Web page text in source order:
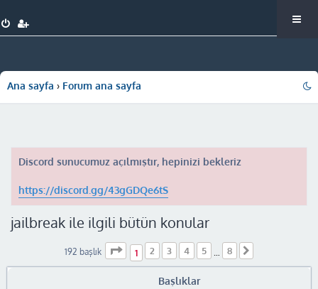
Ana sayfa Forum ana sayfa
Discord sunucumuz açılmıştır, hepinizi bekleriz
https://discord.gg/43gGDQe6tS
jailbreak ile ilgili bütün konular
192 başlık . sayfa (Toplam sayfa)
1 2 3 4 5 … 8
Başlıklar